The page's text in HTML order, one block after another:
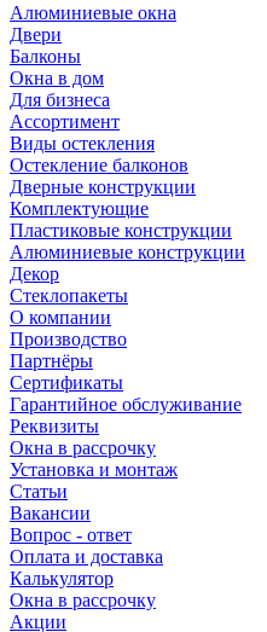
Алюминиевые окна
Двери
Балконы
Окна в дом
Для бизнеса
Ассортимент
Виды остекления
Остекление балконов
Дверные конструкции
Комплектующие
Пластиковые конструкции
Алюминиевые конструкции
Декор
Стеклопакеты
О компании
Производство
Партнёры
Сертификаты
Гарантийное обслуживание
Реквизиты
Окна в рассрочку
Установка и монтаж
Статьи
Вакансии
Вопрос - ответ
Оплата и доставка
Калькулятор
Окна в рассрочку
Акции